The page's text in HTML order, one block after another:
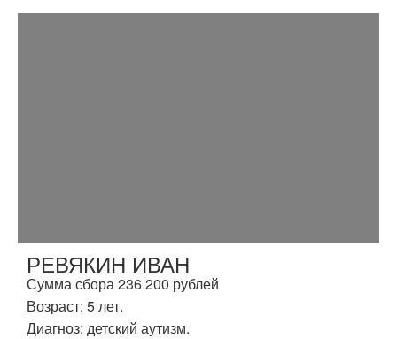
РЕВЯКИН ИВАН
Сумма сбора 236 200 рублей
Возраст: 5 лет.
Диагноз: детский аутизм.